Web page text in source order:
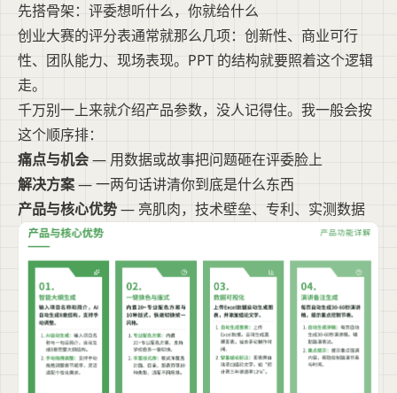
先搭骨架：评委想听什么，你就给什么
创业大赛的评分表通常就那么几项：创新性、商业可行
性、团队能力、现场表现。PPT 的结构就要照着这个逻辑
走。
千万别一上来就介绍产品参数，没人记得住。我一般会按
这个顺序排：
痛点与机会— 用数据或故事把问题砸在评委脸上
解决方案— 一两句话讲清你到底是什么东西
产品与核心优势— 亮肌肉，技术壁垒、专利、实测数据